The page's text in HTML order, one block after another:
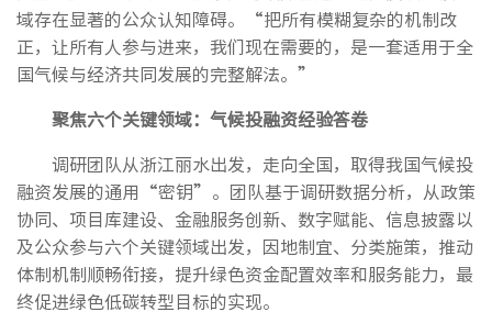
域存在显著的公众认知障碍。“把所有模糊复杂的机制改
正，让所有人参与进来，我们现在需要的，是一套适用于全
国气候与经济共同发展的完整解法。”
聚焦六个关键领域：气候投融资经验答卷
调研团队从浙江丽水出发，走向全国，取得我国气候投
融资发展的通用“密钥”。团队基于调研数据分析，从政策
协同、项目库建设、金融服务创新、数字赋能、信息披露以
及公众参与六个关键领域出发，因地制宜、分类施策，推动
体制机制顺畅衔接，提升绿色资金配置效率和服务能力，最
终促进绿色低碳转型目标的实现。